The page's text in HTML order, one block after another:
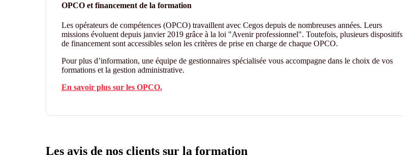
OPCO et financement de la formation
Les opérateurs de compétences (OPCO) travaillent avec Cegos depuis de nombreuses années. Leurs
missions évoluent depuis janvier 2019 grâce à la loi "Avenir professionnel". Toutefois, plusieurs dispositifs
de financement sont accessibles selon les critères de prise en charge de chaque OPCO.
Pour plus d’information, une équipe de gestionnaires spécialisée vous accompagne dans le choix de vos
formations et la gestion administrative.
En savoir plus sur les OPCO.
Les avis de nos clients sur la formation